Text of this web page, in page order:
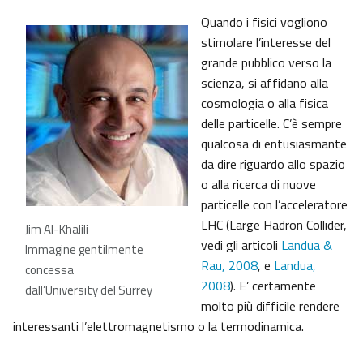
Jim Al-Khalili
Immagine gentilmente
concessa
dall’University del Surrey
Quando i fisici vogliono
stimolare l’interesse del
grande pubblico verso la
scienza, si affidano alla
cosmologia o alla fisica
delle particelle. C’è sempre
qualcosa di entusiasmante
da dire riguardo allo spazio
o alla ricerca di nuove
particelle con l’acceleratore
LHC (Large Hadron Collider,
vedi gli articoli Landua &
Rau, 2008, e Landua,
2008). E’ certamente
molto più difficile rendere
interessanti l’elettromagnetismo o la termodinamica.